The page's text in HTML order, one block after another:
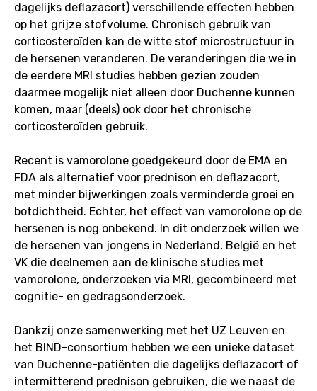
dagelijks deflazacort) verschillende effecten hebben
op het grijze stofvolume. Chronisch gebruik van
corticosteroïden kan de witte stof microstructuur in
de hersenen veranderen. De veranderingen die we in
de eerdere MRI studies hebben gezien zouden
daarmee mogelijk niet alleen door Duchenne kunnen
komen, maar (deels) ook door het chronische
corticosteroïden gebruik.
Recent is vamorolone goedgekeurd door de EMA en
FDA als alternatief voor prednison en deflazacort,
met minder bijwerkingen zoals verminderde groei en
botdichtheid. Echter, het effect van vamorolone op de
hersenen is nog onbekend. In dit onderzoek willen we
de hersenen van jongens in Nederland, België en het
VK die deelnemen aan de klinische studies met
vamorolone, onderzoeken via MRI, gecombineerd met
cognitie- en gedragsonderzoek.
Dankzij onze samenwerking met het UZ Leuven en
het BIND-consortium hebben we een unieke dataset
van Duchenne-patiënten die dagelijks deflazacort of
intermitterend prednison gebruiken, die we naast de